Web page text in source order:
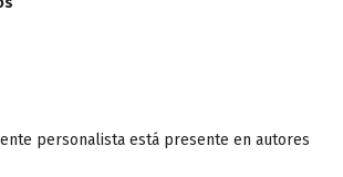
personalista está presente en autores